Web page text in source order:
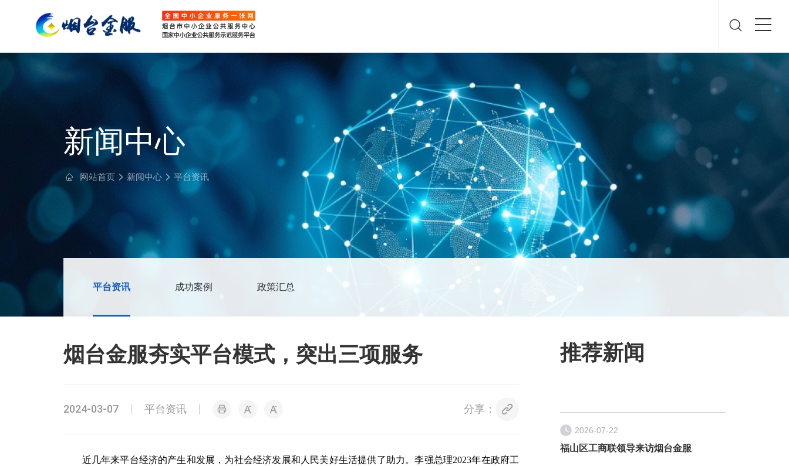
新闻中心
网站首页 新闻中心 平台资讯
平台资讯 成功案例 政策汇总
烟台金服夯实平台模式，突出三项服务
2024-03-07 平台资讯 分享：
近几年来平台经济的产生和发展，为社会经济发展和人民美好生活提供了助力。李强总理2023年在政府工
推荐新闻
2026-07-22
福山区工商联领导来访烟台金服